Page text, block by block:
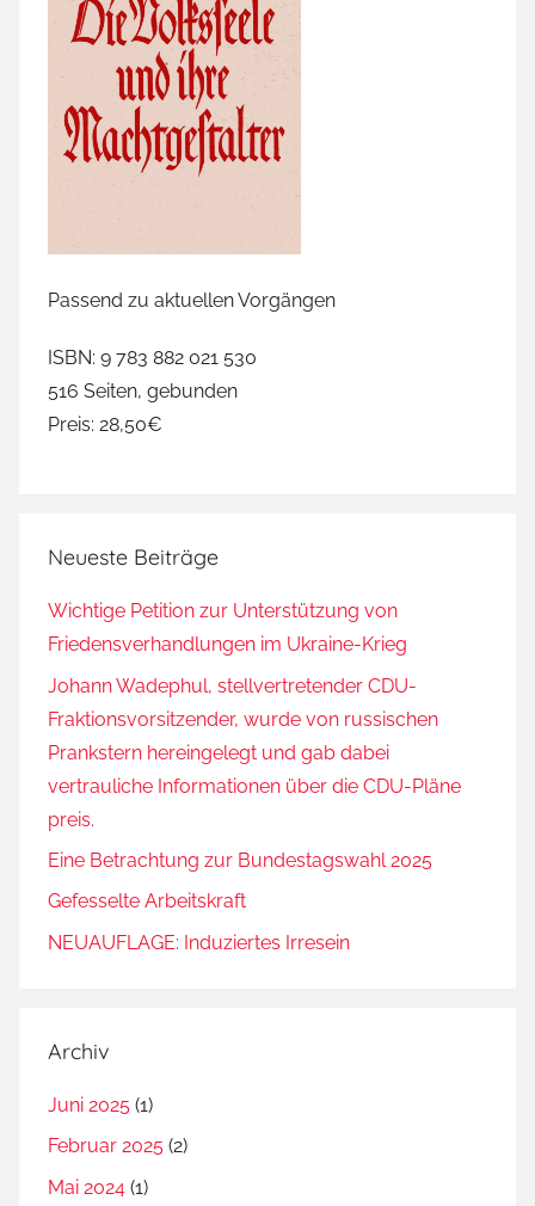
Passend zu aktuellen Vorgängen
ISBN: 9 783 882 021 530
516 Seiten, gebunden
Preis: 28,50€
Neueste Beiträge
Wichtige Petition zur Unterstützung von
Friedensverhandlungen im Ukraine-Krieg
Johann Wadephul, stellvertretender CDU-
Fraktionsvorsitzender, wurde von russischen
Prankstern hereingelegt und gab dabei
vertrauliche Informationen über die CDU-Pläne
preis.
Eine Betrachtung zur Bundestagswahl 2025
Gefesselte Arbeitskraft
NEUAUFLAGE: Induziertes Irresein
Archiv
Juni 2025 (1)
Februar 2025 (2)
Mai 2024 (1)